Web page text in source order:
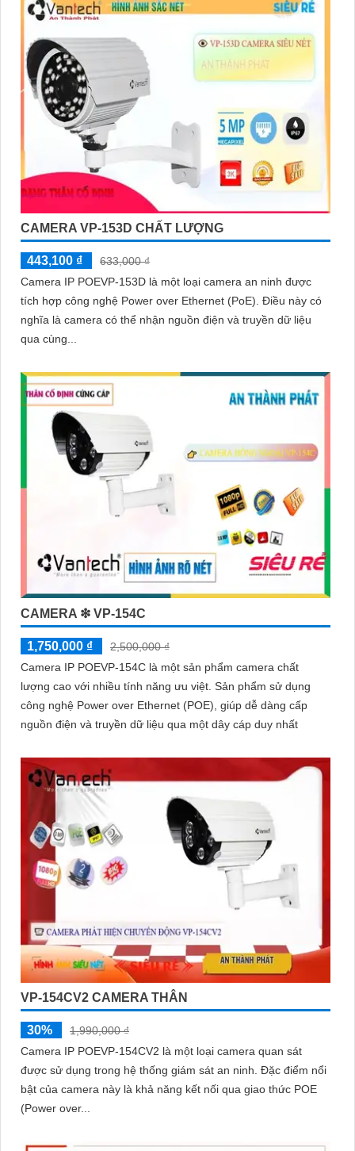
CAMERA VP-153D CHẤT LƯỢNG
443,100 ₫
633,000 ₫
Camera IP POEVP-153D là một loại camera an ninh được
tích hợp công nghệ Power over Ethernet (PoE). Điều này có
nghĩa là camera có thể nhận nguồn điện và truyền dữ liệu
qua cùng...
CAMERA ❇ VP-154C
1,750,000 ₫
2,500,000 ₫
Camera IP POEVP-154C là một sản phẩm camera chất
lượng cao với nhiều tính năng ưu việt. Sản phẩm sử dụng
công nghệ Power over Ethernet (POE), giúp dễ dàng cấp
nguồn điện và truyền dữ liệu qua một dây cáp duy nhất
VP-154CV2 CAMERA THÂN
30%
1,990,000 ₫
Camera IP POEVP-154CV2 là một loại camera quan sát
được sử dụng trong hệ thống giám sát an ninh. Đặc điểm nổi
bật của camera này là khả năng kết nối qua giao thức POE
(Power over...